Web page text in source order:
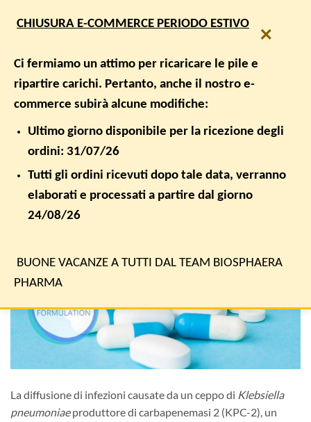
ANTIBIOTICI, PROBIOTICI, CDS22-FORMULA
Probiotici in aiuto dei pazienti con
infezione da Klebsiella pneumoniae
La diffusione di infezioni causate da un ceppo di Klebsiella
pneumoniaeproduttore di carbapenemasi 2 (KPC-2), un
×
CHIUSURA E-COMMERCE PERIODO ESTIVO
Ci fermiamo un attimo per ricaricare le pile e
ripartire carichi. Pertanto, anche il nostro e-
commerce subirà alcune modifiche:
Ultimo giorno disponibile per la ricezione degli
ordini: 31/07/26
Tutti gli ordini ricevuti dopo tale data, verranno
elaborati e processati a partire dal giorno
24/08/26
BUONE VACANZE A TUTTI DAL TEAM BIOSPHAERA
PHARMA